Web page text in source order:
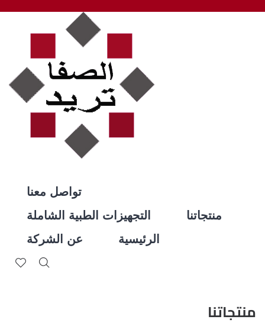
تواصل معنا
التجهيزات الطبية الشاملة
منتجاتنا
عن الشركة
الرئيسية
منتجاتنا